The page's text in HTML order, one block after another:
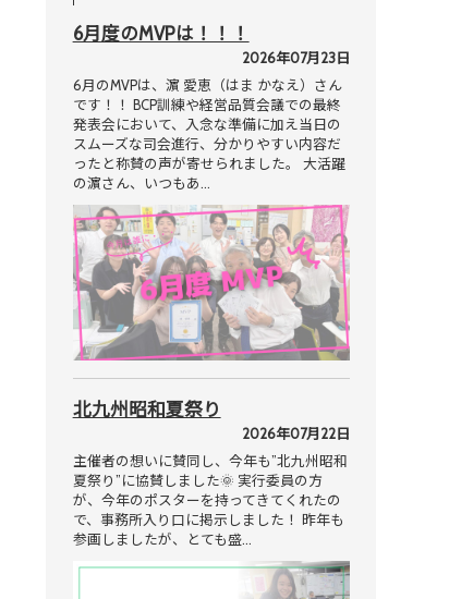
6月度のMVPは！！！
2026年07月23日
6月のMVPは、濵 愛恵（はま かなえ）さん
です！！ BCP訓練や経営品質会議での最終
発表会において、入念な準備に加え当日の
スムーズな司会進行、分かりやすい内容だ
ったと称賛の声が寄せられました。 大活躍
の濵さん、いつもあ…
北九州昭和夏祭り
2026年07月22日
主催者の想いに賛同し、今年も”北九州昭和
夏祭り”に協賛しました🌞 実行委員の方
が、今年のポスターを持ってきてくれたの
で、事務所入り口に掲示しました！ 昨年も
参画しましたが、とても盛…